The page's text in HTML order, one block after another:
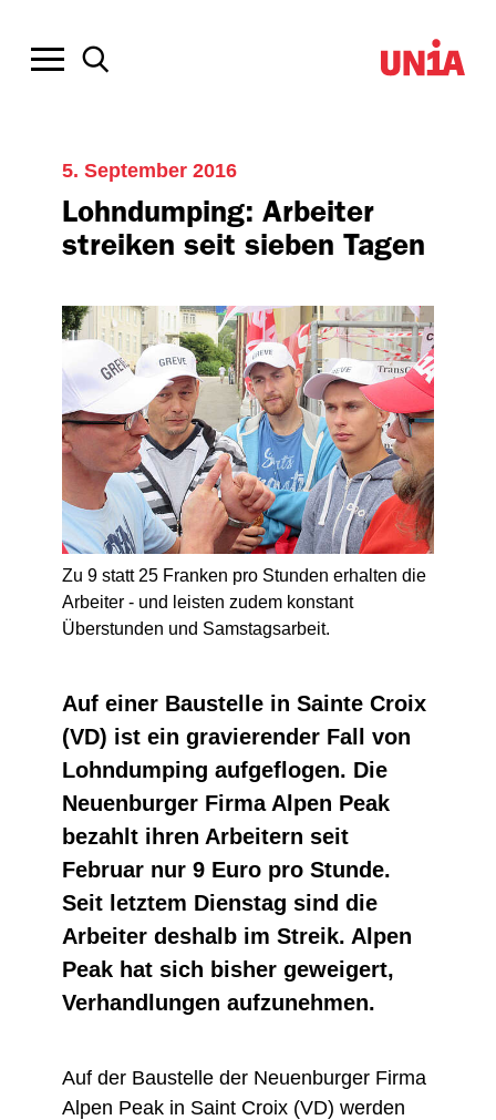
5. September 2016
Lohndumping: Arbeiter
streiken seit sieben Tagen
Zu 9 statt 25 Franken pro Stunden erhalten die
Arbeiter - und leisten zudem konstant
Überstunden und Samstagsarbeit.
Auf einer Baustelle in Sainte Croix
(VD) ist ein gravierender Fall von
Lohndumping aufgeflogen. Die
Neuenburger Firma Alpen Peak
bezahlt ihren Arbeitern seit
Februar nur 9 Euro pro Stunde.
Seit letztem Dienstag sind die
Arbeiter deshalb im Streik. Alpen
Peak hat sich bisher geweigert,
Verhandlungen aufzunehmen.
Auf der Baustelle der Neuenburger Firma
Alpen Peak in Saint Croix (VD) werden